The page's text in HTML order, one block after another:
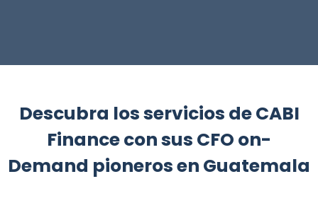
Descubra los servicios de CABI
Finance con sus CFO on-
Demand pioneros en Guatemala